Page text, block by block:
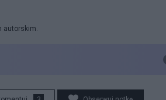
autorskim.